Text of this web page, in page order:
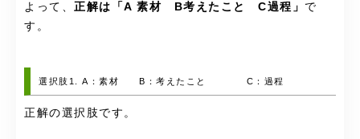
よって、 正解は「A 素材 B考えたこと C過程」 で
す。
選択肢1. A：素材 B：考えたこと C：過程
正解の選択肢です。